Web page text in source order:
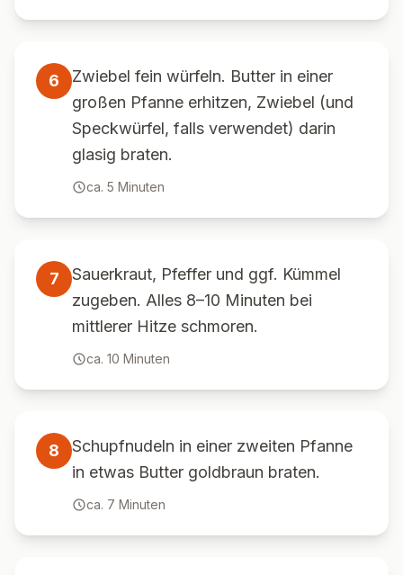
6
Zwiebel fein würfeln. Butter in einer
großen Pfanne erhitzen, Zwiebel (und
Speckwürfel, falls verwendet) darin
glasig braten.
ca. 5 Minuten
7
Sauerkraut, Pfeffer und ggf. Kümmel
zugeben. Alles 8–10 Minuten bei
mittlerer Hitze schmoren.
ca. 10 Minuten
8
Schupfnudeln in einer zweiten Pfanne
in etwas Butter goldbraun braten.
ca. 7 Minuten